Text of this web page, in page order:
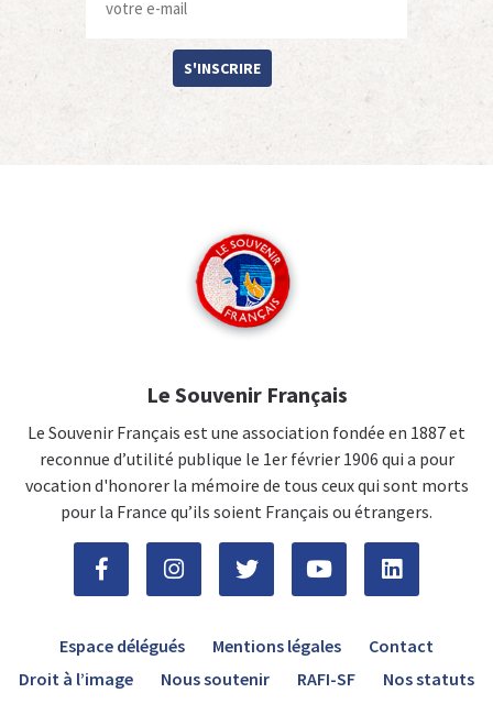
S'INSCRIRE
Le Souvenir Français
Le Souvenir Français est une association fondée en 1887 et
reconnue d’utilité publique le 1er février 1906 qui a pour
vocation d'honorer la mémoire de tous ceux qui sont morts
pour la France qu’ils soient Français ou étrangers.
Espace délégués Mentions légales
Contact
Droit à l’image
Nous soutenir RAFI-SF Nos statuts